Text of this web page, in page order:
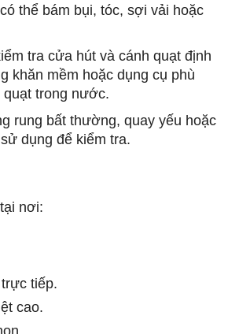
thể bám bụi, tóc, sợi vải hoặc
tra cửa hút và cánh quạt định
khăn mềm hoặc dụng cụ phù
trong nước.
rung bất thường, quay yếu hoặc
dụng để kiểm tra.
nơi:
tiếp.
cao.